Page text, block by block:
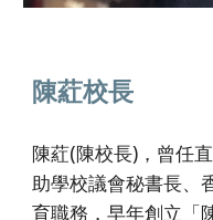
陳葒校長
陳葒(陳校長)，曾任
助學校議會秘書長、
育職務 ，早年創立「